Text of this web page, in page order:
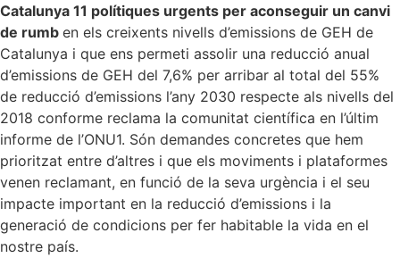
Catalunya 11 polítiques urgents per aconseguir un canvi
de rumb en els creixents nivells d’emissions de GEH de
Catalunya i que ens permeti assolir una reducció anual
d’emissions de GEH del 7,6% per arribar al total del 55%
de reducció d’emissions l’any 2030 respecte als nivells del
2018 conforme reclama la comunitat científica en l’últim
informe de l’ONU1. Són demandes concretes que hem
prioritzat entre d’altres i que els moviments i plataformes
venen reclamant, en funció de la seva urgència i el seu
impacte important en la reducció d’emissions i la
generació de condicions per fer habitable la vida en el
nostre país.